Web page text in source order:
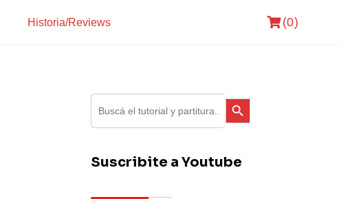
Historia/Reviews (0)
Search
for:
Search Button
Suscribite a Youtube